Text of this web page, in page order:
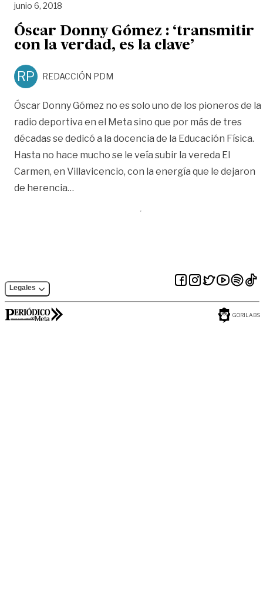
junio 6, 2018
Óscar Donny Gómez : ‘transmitir
con la verdad, es la clave’
RP REDACCIÓN PDM
Óscar Donny Gómez no es solo uno de los pioneros de la
radio deportiva en el Meta sino que por más de tres
décadas se dedicó a la docencia de la Educación Física.
Hasta no hace mucho se le veía subir la vereda El
Carmen, en Villavicencio, con la energía que le dejaron
de herencia…
Legales
GORILABS